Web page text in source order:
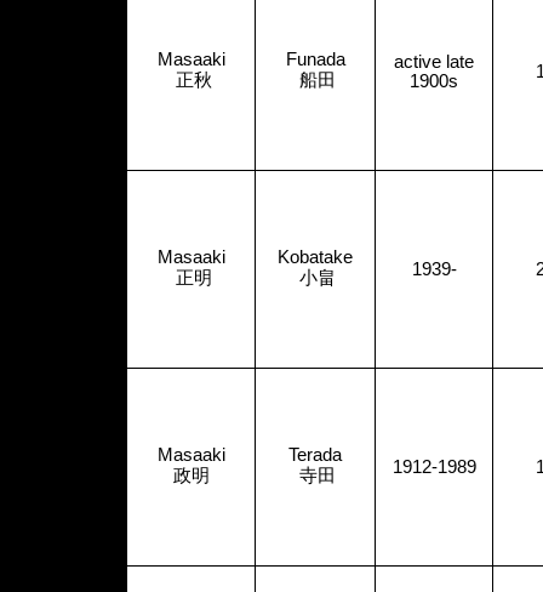
Masaaki
正秋
Funada
船田
active late
1900s
Masaaki
正明
Kobatake
小畠
1939-
Masaaki
政明
Terada
寺田
1912-1989